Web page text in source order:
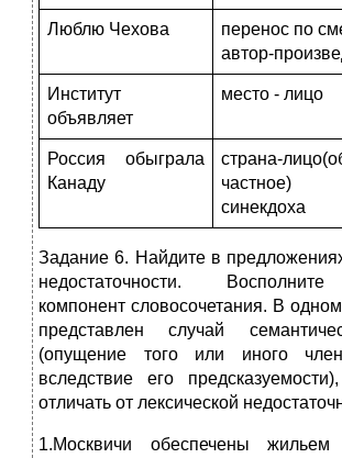
Люблю Чехова
перенос по
автор-
Институт
объявляет
место - лицо
Россия обыграла
Канаду
страна-
частное)
синекдоха
Задание 6. Найдите в
недостаточности.
компонент словосочетания. В
представлен случай
(опущение того или иного
вследствие его
отличать от лексической
1.Москвичи обеспечены